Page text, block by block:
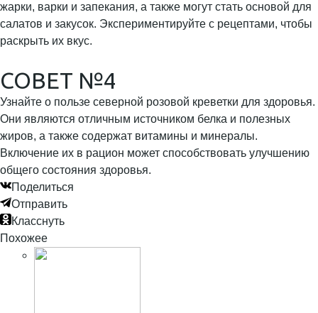
жарки, варки и запекания, а также могут стать основой для
салатов и закусок. Экспериментируйте с рецептами, чтобы
раскрыть их вкус.
СОВЕТ №4
Узнайте о пользе северной розовой креветки для здоровья.
Они являются отличным источником белка и полезных
жиров, а также содержат витамины и минералы.
Включение их в рацион может способствовать улучшению
общего состояния здоровья.
Поделиться
Отправить
Класснуть
Похожее